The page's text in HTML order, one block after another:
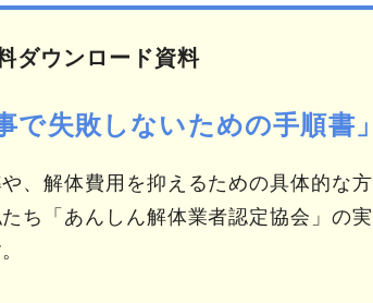
ダウンロード資料
で失敗しないための手順書」
、解体費用を抑えるための具体的な方
ち「あんしん解体業者認定協会」の実